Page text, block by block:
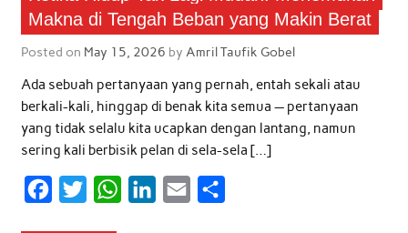
Makna di Tengah Beban yang Makin Berat
Posted on May 15, 2026 by Amril Taufik Gobel
Ada sebuah pertanyaan yang pernah, entah sekali atau
berkali-kali, hinggap di benak kita semua — pertanyaan
yang tidak selalu kita ucapkan dengan lantang, namun
sering kali berbisik pelan di sela-sela […]
W